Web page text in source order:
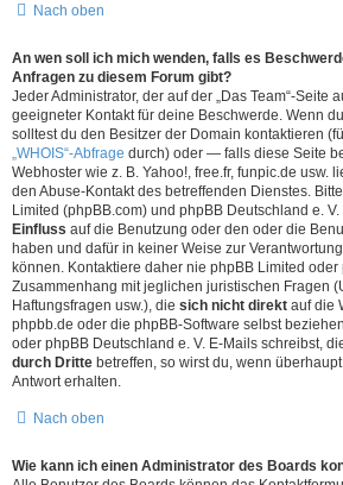
Nach oben
An wen soll ich mich wenden, falls es
Anfragen zu diesem Forum gibt?
Jeder Administrator, der auf der „Das Team“-Seite
geeigneter Kontakt für deine Beschwerde. Wenn
solltest du den Besitzer der Domain kontaktieren
„WHOIS“-Abfrage durch) oder — falls diese Seite
Webhoster wie z. B. Yahoo!, free.fr, funpic.de usw.
den Abuse-Kontakt des betreffenden Dienstes.
Limited (phpBB.com) und phpBB Deutschland e.
Einfluss auf die Benutzung oder den oder die
haben und dafür in keiner Weise zur
können. Kontaktiere daher nie phpBB Limited oder
Zusammenhang mit jeglichen juristischen Fragen
Haftungsfragen usw.), die sich nicht direkt auf die
phpbb.de oder die phpBB-Software selbst
oder phpBB Deutschland e. V. E-Mails schreibst,
durch Dritte betreffen, so wirst du, wenn
Antwort erhalten.
Nach oben
Wie kann ich einen Administrator des Boards